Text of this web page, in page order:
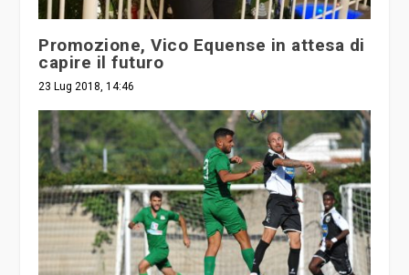
Promozione, Vico Equense in attesa di
capire il futuro
23 Lug 2018, 14:46